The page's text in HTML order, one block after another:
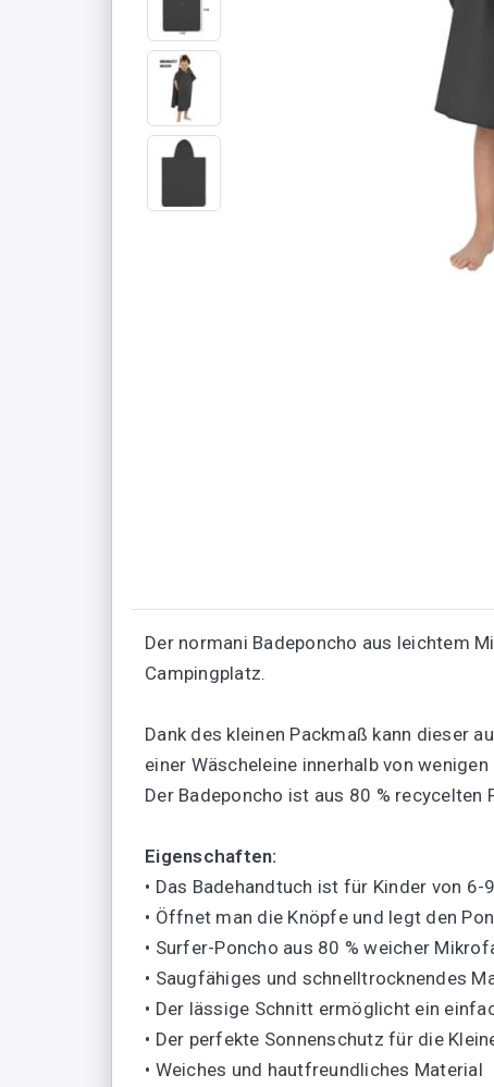
Der normani Badeponcho aus leichtem
Campingplatz.
Dank des kleinen Packmaß kann dieser
einer Wäscheleine innerhalb von
Der Badeponcho ist aus 80 % recycelten
Eigenschaften:
• Das Badehandtuch ist für Kinder von
• Öffnet man die Knöpfe und legt den
• Surfer-Poncho aus 80 % weicher
• Saugfähiges und schnelltrocknendes
• Der lässige Schnitt ermöglicht ein
• Der perfekte Sonnenschutz für die
• Weiches und hautfreundliches Material